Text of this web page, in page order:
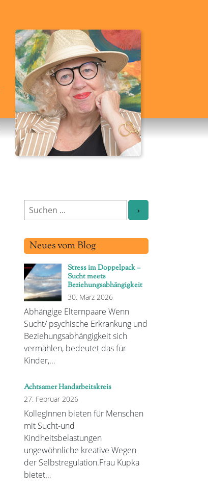
Neues vom Blog
Stress im Doppelpack –
Sucht meets
Beziehungsabhängigkeit
30. März 2026
Abhängige Elternpaare Wenn
Sucht/ psychische Erkrankung und
Beziehungsabhängigkeit sich
vermählen, bedeutet das für
Kinder,…
Achtsamer Handarbeitskreis
27. Februar 2026
KollegInnen bieten für Menschen
mit Sucht-und
Kindheitsbelastungen
ungewöhnliche kreative Wegen
der Selbstregulation.Frau Kupka
bietet…